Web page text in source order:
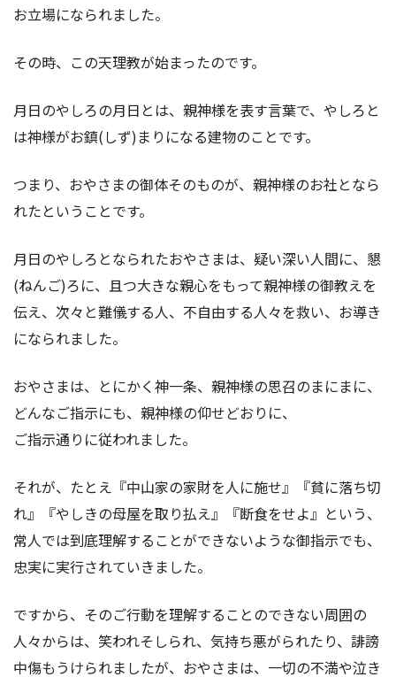
お立場になられました。
その時、この天理教が始まったのです。
月日のやしろの月日とは、親神様を表す言葉で、やしろと
は神様がお鎮(しず)まりになる建物のことです。
つまり、おやさまの御体そのものが、親神様のお社となら
れたということです。
月日のやしろとなられたおやさまは、疑い深い人間に、懇
(ねんご)ろに、且つ大きな親心をもって親神様の御教えを
伝え、次々と難儀する人、不自由する人々を救い、お導き
になられました。
おやさまは、とにかく神一条、親神様の思召のまにまに、
どんなご指示にも、親神様の仰せどおりに、
ご指示通りに従われました。
それが、たとえ『中山家の家財を人に施せ』『貧に落ち切
れ』『やしきの母屋を取り払え』『断食をせよ』という、
常人では到底理解することができないような御指示でも、
忠実に実行されていきました。
ですから、そのご行動を理解することのできない周囲の
人々からは、笑われそしられ、気持ち悪がられたり、誹謗
中傷もうけられましたが、おやさまは、一切の不満や泣き